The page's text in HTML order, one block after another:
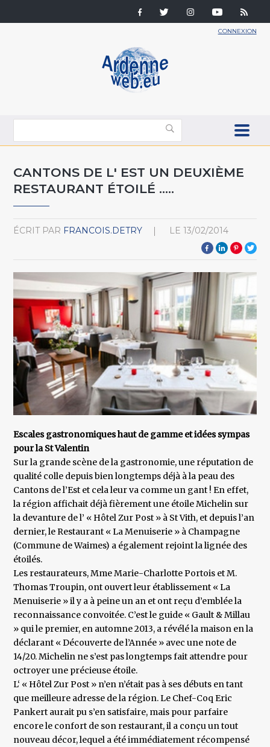
CONNEXION
CANTONS DE L' EST UN DEUXIÈME
RESTAURANT ÉTOILÉ .....
ÉCRIT PAR FRANCOIS.DETRY LE 13/02/2014
Escales gastronomiques haut de gamme et idées sympas
pour la St Valentin
Sur la grande scène de la gastronomie, une réputation de
qualité colle depuis bien longtemps déjà à la peau des
Cantons de l’Est et cela leur va comme un gant ! En effet,
la région affichait déjà fièrement une étoile Michelin sur
la devanture de l’ « Hôtel Zur Post » à St Vith, et depuis l’an
dernier, le Restaurant « La Menuiserie » à Champagne
(Commune de Waimes) a également rejoint la lignée des
étoilés.
Les restaurateurs, Mme Marie-Charlotte Portois et M.
Thomas Troupin, ont ouvert leur établissement « La
Menuiserie » il y a à peine un an et ont reçu d’emblée la
reconnaissance convoitée. C’est le guide « Gault & Millau
» qui le premier, en automne 2013, a révélé la maison en la
déclarant « Découverte de l’Année » avec une note de
14/20. Michelin ne s’est pas longtemps fait attendre pour
octroyer une précieuse étoile.
L‘ « Hôtel Zur Post » n’en n’était pas à ses débuts en tant
que meilleure adresse de la région. Le Chef-Coq Eric
Pankert aurait pu s’en satisfaire, mais pour parfaire
encore le confort de son restaurant, il a conçu un tout
nouveau décor, lequel a été immédiatement récompensé